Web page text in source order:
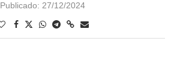
Publicado: 27/12/2024